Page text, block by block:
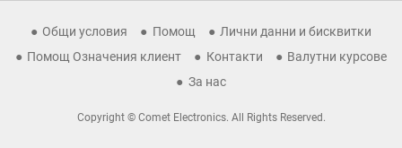
Общи условия Помощ
Лични данни и бисквитки
Помощ Означения клиент
Контакти
Валутни курсове
За нас
Copyright © Comet Electronics. All Rights Reserved.